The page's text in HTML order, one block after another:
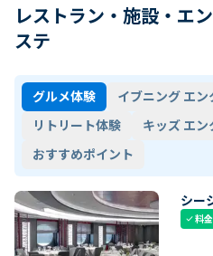
レストラン・施設・エ
ステ
グルメ体験
イブニング エ
リトリート体験
キッズ エ
おすすめポイント
シー
check料